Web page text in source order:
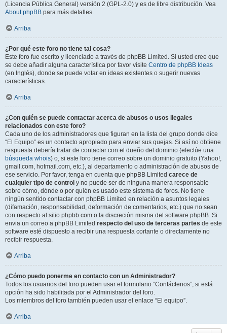
(Licencia Pública General) versión 2 (GPL-2.0) y es de libre distribución. Vea
About phpBB para más detalles.
Arriba
¿Por qué este foro no tiene tal cosa?
Este foro fue escrito y licenciado a través de phpBB Limited. Si usted cree que
se debe añadir alguna característica por favor visite Centro de phpBB Ideas
(en Inglés), donde se puede votar en ideas existentes o sugerir nuevas
características.
Arriba
¿Con quién se puede contactar acerca de abusos o usos ilegales
relacionados con este foro?
Cada uno de los administradores que figuran en la lista del grupo donde dice
“El Equipo” es un contacto apropiado para enviar sus quejas. Si así no obtiene
respuesta debería tratar de contactar con el dueño del dominio (efectúe una
búsqueda whois) o, si este foro tiene correo sobre un dominio gratuito (Yahoo!,
gmail.com, hotmail.com, etc.), al departamento o administración de abusos de
ese servicio. Por favor, tenga en cuenta que phpBB Limited carece de
cualquier tipo de control y no puede ser de ninguna manera responsable
sobre cómo, dónde o por quién es usado este sistema de foros. No tiene
ningún sentido contactar con phpBB Limited en relación a asuntos legales
(difamación, responsabilidad, deformación de comentarios, etc.) que no sean
con respecto al sitio phpbb.com o la discreción misma del software phpBB. Si
envia un correo a phpBB Limited respecto del uso de terceras partes de este
software esté dispuesto a recibir una respuesta cortante o directamente no
recibir respuesta.
Arriba
¿Cómo puedo ponerme en contacto con un Administrador?
Todos los usuarios del foro pueden usar el formulario “Contáctenos”, si está
opción ha sido habilitada por el Administrador del foro.
Los miembros del foro también pueden usar el enlace “El equipo”.
Arriba